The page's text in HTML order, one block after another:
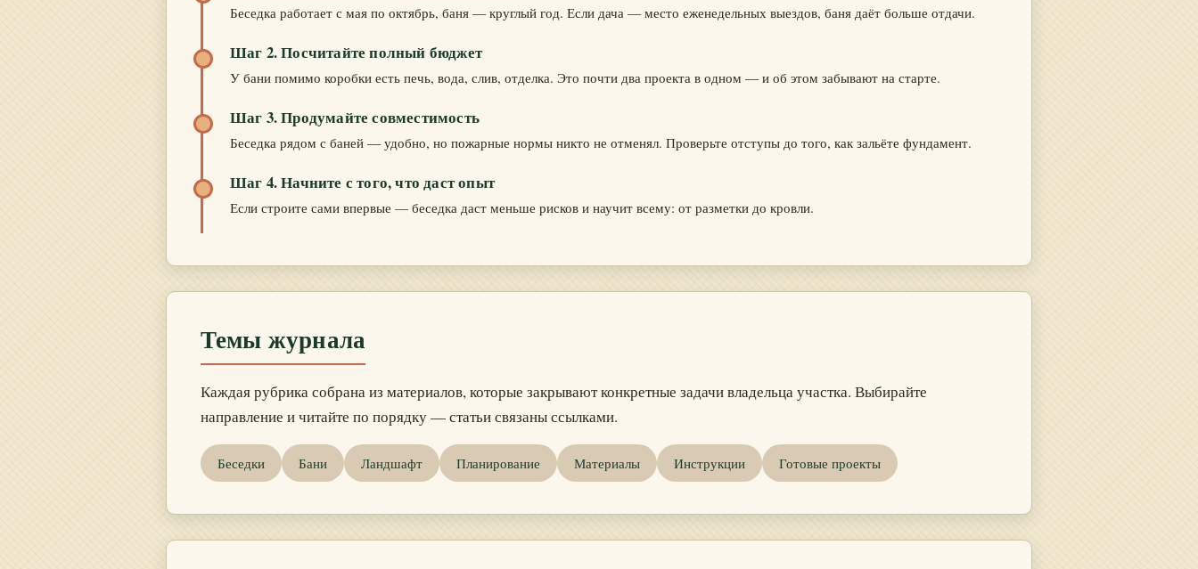
Беседка работает с мая по октябрь, баня — круглый год. Если дача — место еженедельных выездов, баня даёт больше отдачи.
Шаг 2. Посчитайте полный бюджет
У бани помимо коробки есть печь, вода, слив, отделка. Это почти два проекта в одном — и об этом забывают на старте.
Шаг 3. Продумайте совместимость
Беседка рядом с баней — удобно, но пожарные нормы никто не отменял. Проверьте отступы до того, как зальёте фундамент.
Шаг 4. Начните с того, что даст опыт
Если строите сами впервые — беседка даст меньше рисков и научит всему: от разметки до кровли.
Темы журнала
Каждая рубрика собрана из материалов, которые закрывают конкретные задачи владельца участка. Выбирайте
направление и читайте по порядку — статьи связаны ссылками.
Беседки Бани Ландшафт Планирование Материалы Инструкции Готовые проекты